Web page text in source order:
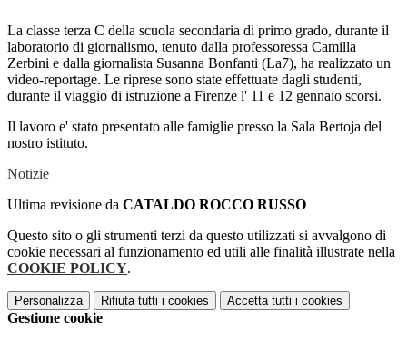
La classe terza C della scuola secondaria di primo grado, durante il
laboratorio di giornalismo, tenuto dalla professoressa Camilla
Zerbini e dalla giornalista Susanna Bonfanti (La7), ha realizzato un
video-reportage. Le riprese sono state effettuate dagli studenti,
durante il viaggio di istruzione a Firenze l' 11 e 12 gennaio scorsi.
Il lavoro e' stato presentato alle famiglie presso la Sala Bertoja del
nostro istituto.
Notizie
Ultima revisione da CATALDO ROCCO RUSSO
Questo sito o gli strumenti terzi da questo utilizzati si avvalgono di
cookie necessari al funzionamento ed utili alle finalità illustrate nella
COOKIE POLICY.
Personalizza Rifiuta tutti i cookies Accetta tutti i cookies
Gestione cookie